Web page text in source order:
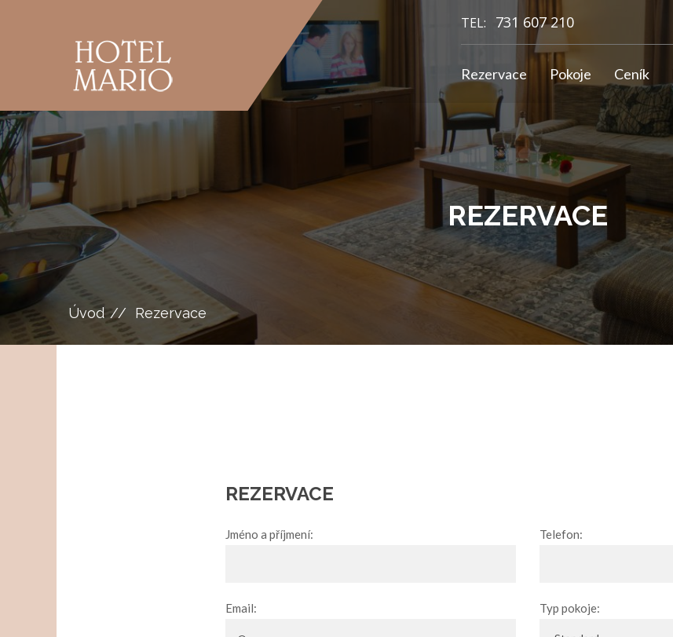
TEL: 731 607 210
Rezervace Pokoje Ceník
REZERVACE
Úvod Rezervace
REZERVACE
Jméno a příjmení: Telefon:
Email: Typ pokoje: